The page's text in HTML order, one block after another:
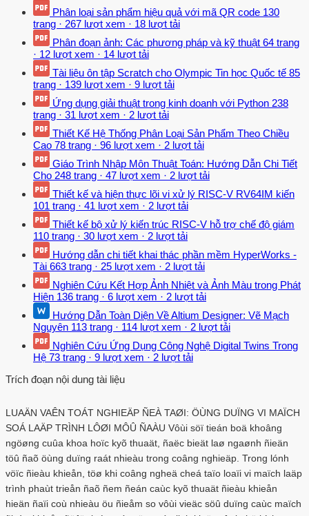
Phân loại sản phẩm hiệu quả với mã QR code 130
trang · 267 lượt xem · 18 lượt tải
Phân đoạn ảnh: Các phương pháp và kỹ thuật 64 trang
· 12 lượt xem · 14 lượt tải
Tài liệu ôn tập Scratch cho Olympic Tin học Quốc tế 85
trang · 139 lượt xem · 9 lượt tải
Ứng dụng giải thuật trong kinh doanh với Python 238
trang · 31 lượt xem · 2 lượt tải
Thiết Kế Hệ Thống Phân Loại Sản Phẩm Theo Chiều
Cao 78 trang · 96 lượt xem · 2 lượt tải
Giáo Trình Nhập Môn Thuật Toán: Hướng Dẫn Chi Tiết
Cho 248 trang · 47 lượt xem · 2 lượt tải
Thiết kế và hiện thực lõi vi xử lý RISC-V RV64IM kiến
101 trang · 41 lượt xem · 2 lượt tải
Thiết kế bộ xử lý kiến trúc RISC-V hỗ trợ chế độ giám
110 trang · 30 lượt xem · 2 lượt tải
Hướng dẫn chi tiết khai thác phần mềm HyperWorks -
Tài 663 trang · 25 lượt xem · 2 lượt tải
Nghiên Cứu Kết Hợp Ảnh Nhiệt và Ảnh Màu trong Phát
Hiện 136 trang · 6 lượt xem · 2 lượt tải
Hướng Dẫn Toàn Diện Về Altium Designer: Vẽ Mạch
Nguyên 113 trang · 114 lượt xem · 2 lượt tải
Nghiên Cứu Ứng Dụng Công Nghệ Digital Twins Trong
Hệ 73 trang · 9 lượt xem · 2 lượt tải
Trích đoạn nội dung tài liệu
LUAÄN VAÊN TOÁT NGHIEÄP ÑEÀ TAØI: ÖÙNG DUÏNG VI MAÏCH
SOÁ LAÄP TRÌNH LÔØI MÔÛ ÑAÀU Vôùi söï tieán boä khoâng
ngöøng cuûa khoa hoïc kyõ thuaät, ñaëc bieät laø ngaønh ñieän
töû ñaõ öùng duïng raát nhieàu trong coâng nghieäp. Trong lónh
vöïc ñieàu khieån, töø khi coâng ngheä cheá taïo loaïi vi maïch laäp
trình phaùt trieån ñaõ ñem ñeán caùc kyõ thuaät ñieàu khieån
hieän ñaïi coù nhieàu öu ñieåm so vôùi vieäc söû duïng caùc maïch